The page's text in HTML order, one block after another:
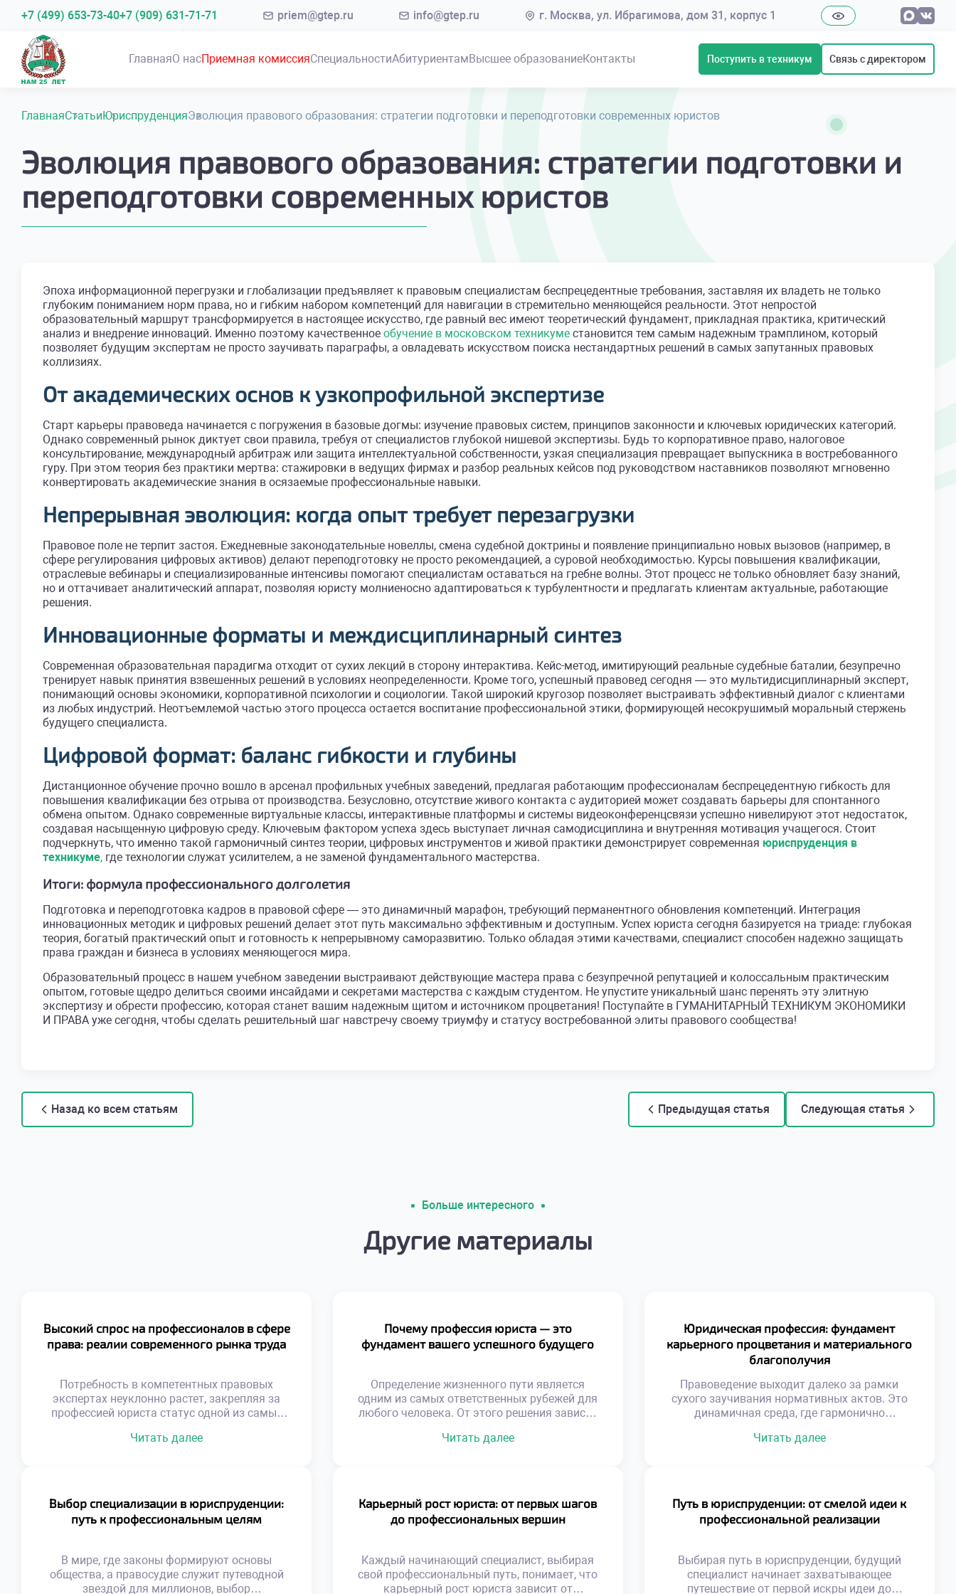
+7 (499) 653-73-40+7 (909) 631-71-71 priem@gtep.ru info@gtep.ru г. Москва, ул. Ибрагимова, дом 31, корпус 1
ГлавнаяО насПриемная комиссияСпециальностиАбитуриентам Высшее образованиеКонтакты Поступить в техникум Связь с директором
ГлавнаяСтатьиЮриспруденцияЭволюция правового образования: стратегии подготовки и переподготовки современных юристов
Эволюция правового образования: стратегии подготовки и
переподготовки современных юристов
Эпоха информационной перегрузки и глобализации предъявляет к правовым специалистам беспрецедентные требования, заставляя их владеть не только
глубоким пониманием норм права, но и гибким набором компетенций для навигации в стремительно меняющейся реальности. Этот непростой
образовательный маршрут трансформируется в настоящее искусство, где равный вес имеют теоретический фундамент, прикладная практика, критический
анализ и внедрение инноваций. Именно поэтому качественное обучение в московском техникуме становится тем самым надежным трамплином, который
позволяет будущим экспертам не просто заучивать параграфы, а овладевать искусством поиска нестандартных решений в самых запутанных правовых
коллизиях.
От академических основ к узкопрофильной экспертизе
Старт карьеры правоведа начинается с погружения в базовые догмы: изучение правовых систем, принципов законности и ключевых юридических категорий.
Однако современный рынок диктует свои правила, требуя от специалистов глубокой нишевой экспертизы. Будь то корпоративное право, налоговое
консультирование, международный арбитраж или защита интеллектуальной собственности, узкая специализация превращает выпускника в востребованного
гуру. При этом теория без практики мертва: стажировки в ведущих фирмах и разбор реальных кейсов под руководством наставников позволяют мгновенно
конвертировать академические знания в осязаемые профессиональные навыки.
Непрерывная эволюция: когда опыт требует перезагрузки
Правовое поле не терпит застоя. Ежедневные законодательные новеллы, смена судебной доктрины и появление принципиально новых вызовов (например, в
сфере регулирования цифровых активов) делают переподготовку не просто рекомендацией, а суровой необходимостью. Курсы повышения квалификации,
отраслевые вебинары и специализированные интенсивы помогают специалистам оставаться на гребне волны. Этот процесс не только обновляет базу знаний,
но и оттачивает аналитический аппарат, позволяя юристу молниеносно адаптироваться к турбулентности и предлагать клиентам актуальные, работающие
решения.
Инновационные форматы и междисциплинарный синтез
Современная образовательная парадигма отходит от сухих лекций в сторону интерактива. Кейс-метод, имитирующий реальные судебные баталии, безупречно
тренирует навык принятия взвешенных решений в условиях неопределенности. Кроме того, успешный правовед сегодня — это мультидисциплинарный эксперт,
понимающий основы экономики, корпоративной психологии и социологии. Такой широкий кругозор позволяет выстраивать эффективный диалог с клиентами
из любых индустрий. Неотъемлемой частью этого процесса остается воспитание профессиональной этики, формирующей несокрушимый моральный стержень
будущего специалиста.
Цифровой формат: баланс гибкости и глубины
Дистанционное обучение прочно вошло в арсенал профильных учебных заведений, предлагая работающим профессионалам беспрецедентную гибкость для
повышения квалификации без отрыва от производства. Безусловно, отсутствие живого контакта с аудиторией может создавать барьеры для спонтанного
обмена опытом. Однако современные виртуальные классы, интерактивные платформы и системы видеоконференцсвязи успешно нивелируют этот недостаток,
создавая насыщенную цифровую среду. Ключевым фактором успеха здесь выступает личная самодисциплина и внутренняя мотивация учащегося. Стоит
подчеркнуть, что именно такой гармоничный синтез теории, цифровых инструментов и живой практики демонстрирует современная юриспруденция в
техникуме, где технологии служат усилителем, а не заменой фундаментального мастерства.
Итоги: формула профессионального долголетия
Подготовка и переподготовка кадров в правовой сфере — это динамичный марафон, требующий перманентного обновления компетенций. Интеграция
инновационных методик и цифровых решений делает этот путь максимально эффективным и доступным. Успех юриста сегодня базируется на триаде: глубокая
теория, богатый практический опыт и готовность к непрерывному саморазвитию. Только обладая этими качествами, специалист способен надежно защищать
права граждан и бизнеса в условиях меняющегося мира.
Образовательный процесс в нашем учебном заведении выстраивают действующие мастера права с безупречной репутацией и колоссальным практическим
опытом, готовые щедро делиться своими инсайдами и секретами мастерства с каждым студентом. Не упустите уникальный шанс перенять эту элитную
экспертизу и обрести профессию, которая станет вашим надежным щитом и источником процветания! Поступайте в ГУМАНИТАРНЫЙ ТЕХНИКУМ ЭКОНОМИКИ
И ПРАВА уже сегодня, чтобы сделать решительный шаг навстречу своему триумфу и статусу востребованной элиты правового сообщества!
Назад ко всем статьям Предыдущая статья Следующая статья
Больше интересного
Другие материалы
Высокий спрос на профессионалов в сфере
права: реалии современного рынка труда
Потребность в компетентных правовых
экспертах неуклонно растет, закрепляя за
профессией юриста статус одной из самых
В этом материале мы проанализируем
актуальные тренды найма и специфику
работы правоведов в ключевых секторах
экономики. Почему юристы незаменимы в
Читать далее
Почему профессия юриста — это
фундамент вашего успешного будущего
Определение жизненного пути является
одним из самых ответственных рубежей для
любого человека. От этого решения зависят
и личностная эволюция, положение в
действенные рычаги воздействия на
общественные процессы и открывая широкие
горизонты. В этом материале мы разберем,
Читать далее
Юридическая профессия: фундамент
карьерного процветания и материального
благополучия
Правоведение выходит далеко за рамки
сухого заучивания нормативных актов. Это
динамичная среда, где гармонично
и государства. Выбор профессии юриста
мы разберем, как правовое образование
воспитывает будущих руководителей, почему
данная специальность гарантирует
Читать далее
Выбор специализации в юриспруденции:
путь к профессиональным целям
В мире, где законы формируют основы
общества, а правосудие служит путеводной
звездой для миллионов, выбор
Карьерный рост юриста: от первых шагов
до профессиональных вершин
Каждый начинающий специалист, выбирая
свой профессиональный путь, понимает, что
карьерный рост юриста зависит от
Путь в юриспруденции: от смелой идеи к
профессиональной реализации
Выбирая путь в юриспруденции, будущий
специалист начинает захватывающее
путешествие от первой искры идеи до